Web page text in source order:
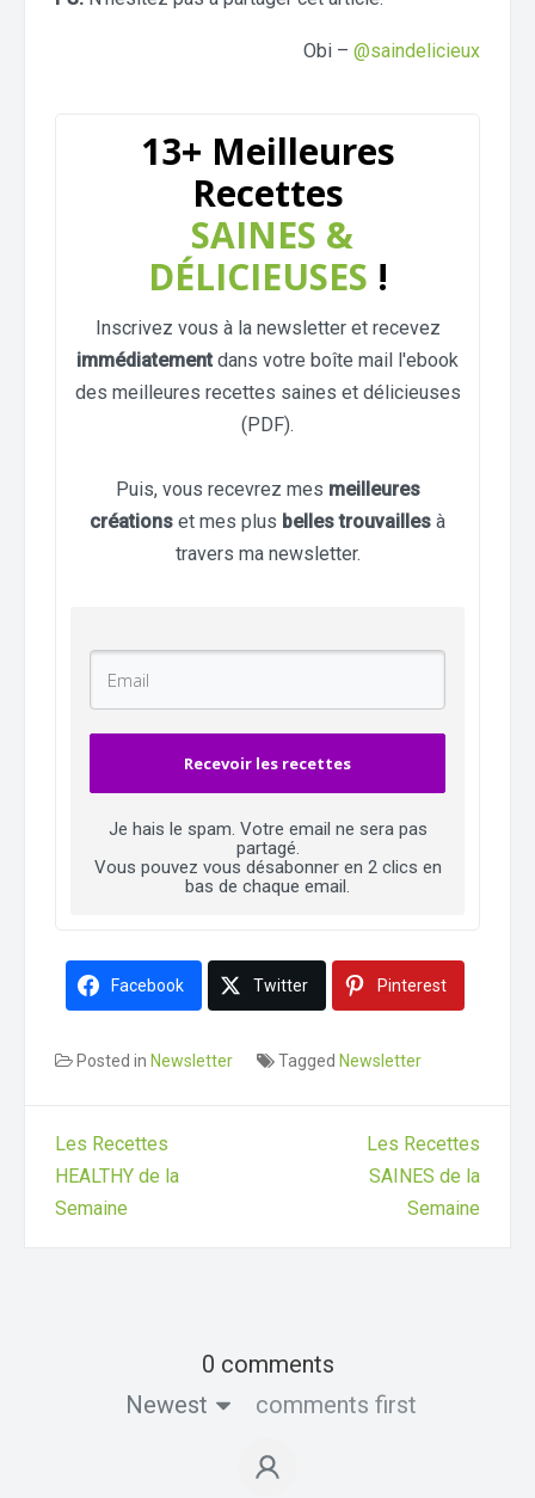
Obi – @saindelicieux
13+ Meilleures
Recettes
SAINES &
DÉLICIEUSES !
Inscrivez vous à la newsletter et recevez
immédiatement dans votre boîte mail l'ebook
des meilleures recettes saines et délicieuses
(PDF).
Puis, vous recevrez mes meilleures
créations et mes plus belles trouvailles à
travers ma newsletter.
Recevoir les recettes
Je hais le spam. Votre email ne sera pas
partagé.
Vous pouvez vous désabonner en 2 clics en
bas de chaque email.
Facebook Twitter Pinterest
Posted in Newsletter Tagged Newsletter
Les Recettes
HEALTHY de la
Semaine
Les Recettes
SAINES de la
Semaine
0 comments
Newest
comments first